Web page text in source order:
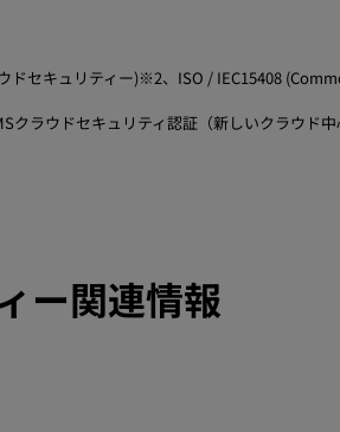
セキュリティー)※2、ISO / IEC15408
ラウドセキュリティ認証（新しいクラウド
ー関連情報